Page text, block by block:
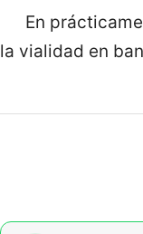
En
la vialidad en